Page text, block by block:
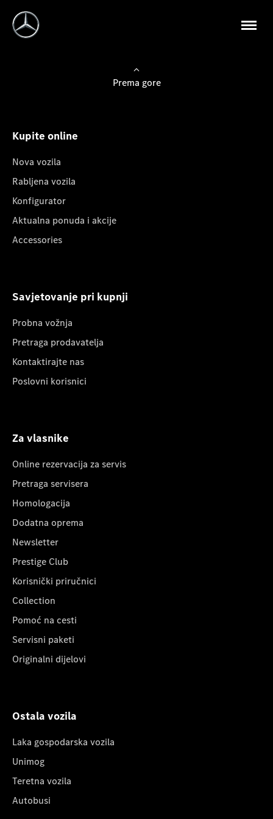
Prema gore
Kupite online
Nova vozila
Rabljena vozila
Konfigurator
Aktualna ponuda i akcije
Accessories
Savjetovanje pri kupnji
Probna vožnja
Pretraga prodavatelja
Kontaktirajte nas
Poslovni korisnici
Za vlasnike
Online rezervacija za servis
Pretraga servisera
Homologacija
Dodatna oprema
Newsletter
Prestige Club
Korisnički priručnici
Collection
Pomoć na cesti
Servisni paketi
Originalni dijelovi
Ostala vozila
Laka gospodarska vozila
Unimog
Teretna vozila
Autobusi